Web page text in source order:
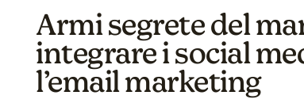
Armi segrete del
integrare i social
l’email marketing